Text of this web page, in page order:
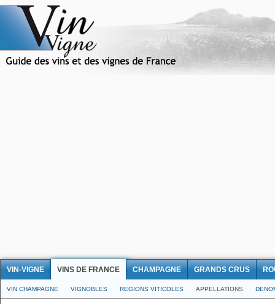
VIN-VIGNE VINS DE FRANCE CHAMPAGNE GRANDS CRUS
VIN CHAMPAGNE VIGNOBLES REGIONS VITICOLES APPELLATIONS